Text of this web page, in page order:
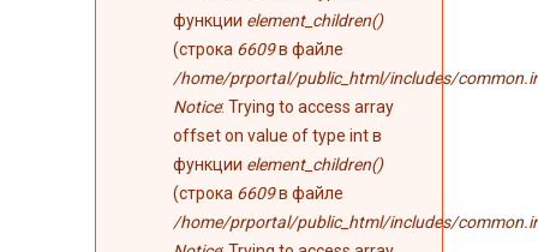
функции element_children()
(строка 6609в файле
/home/prportal/public_html/includes/
Notice: Trying to access array
offset on value of type int в
функции element_children()
(строка 6609в файле
/home/prportal/public_html/includes/